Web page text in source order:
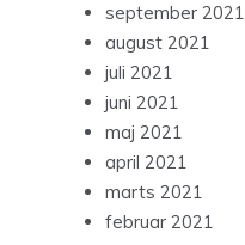
september 2021
august 2021
juli 2021
juni 2021
maj 2021
april 2021
marts 2021
februar 2021